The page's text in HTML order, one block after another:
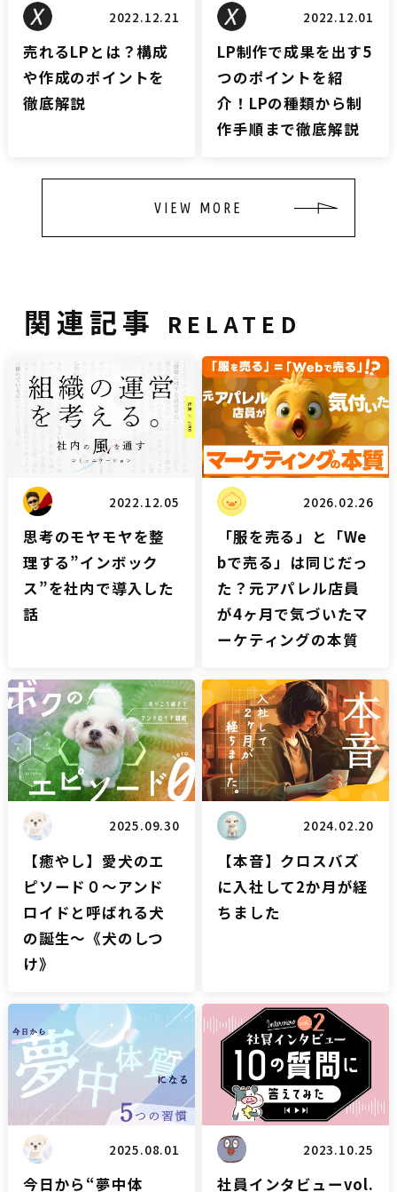
2022.12.21
売れるLPとは？構成
や作成のポイントを
徹底解説
2022.12.01
LP制作で成果を出す5
つのポイントを紹
介！LPの種類から制
作手順まで徹底解説
VIEW MORE
関連記事 RELATED
雑談
2022.12.05
思考のモヤモヤを整
理する”インボック
ス”を社内で導入した
話
雑談
2026.02.26
「服を売る」と「We
bで売る」は同じだっ
た？元アパレル店員
が4ヶ月で気づいたマ
ーケティングの本質
雑談
2025.09.30
【癒やし】愛犬のエ
ピソード０〜アンド
ロイドと呼ばれる犬
の誕生〜《犬のしつ
け》
雑談
2024.02.20
【本音】クロスバズ
に入社して2か月が経
ちました
雑談
2025.08.01
今日から“夢中体
雑談
2023.10.25
社員インタビューvol.